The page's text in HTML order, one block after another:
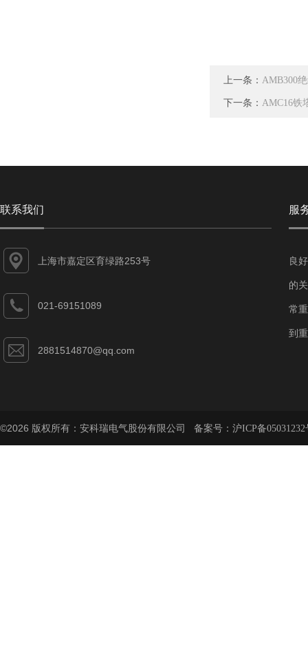
上一条： AMB300
下一条： AMC16铁
联系我们
上海市嘉定区育绿路253号
021-69151089
2881514870@qq.com
服
良
的
常
到
©2026 版权所有：安科瑞电气股份有限公司 备案号： 沪ICP备05031232